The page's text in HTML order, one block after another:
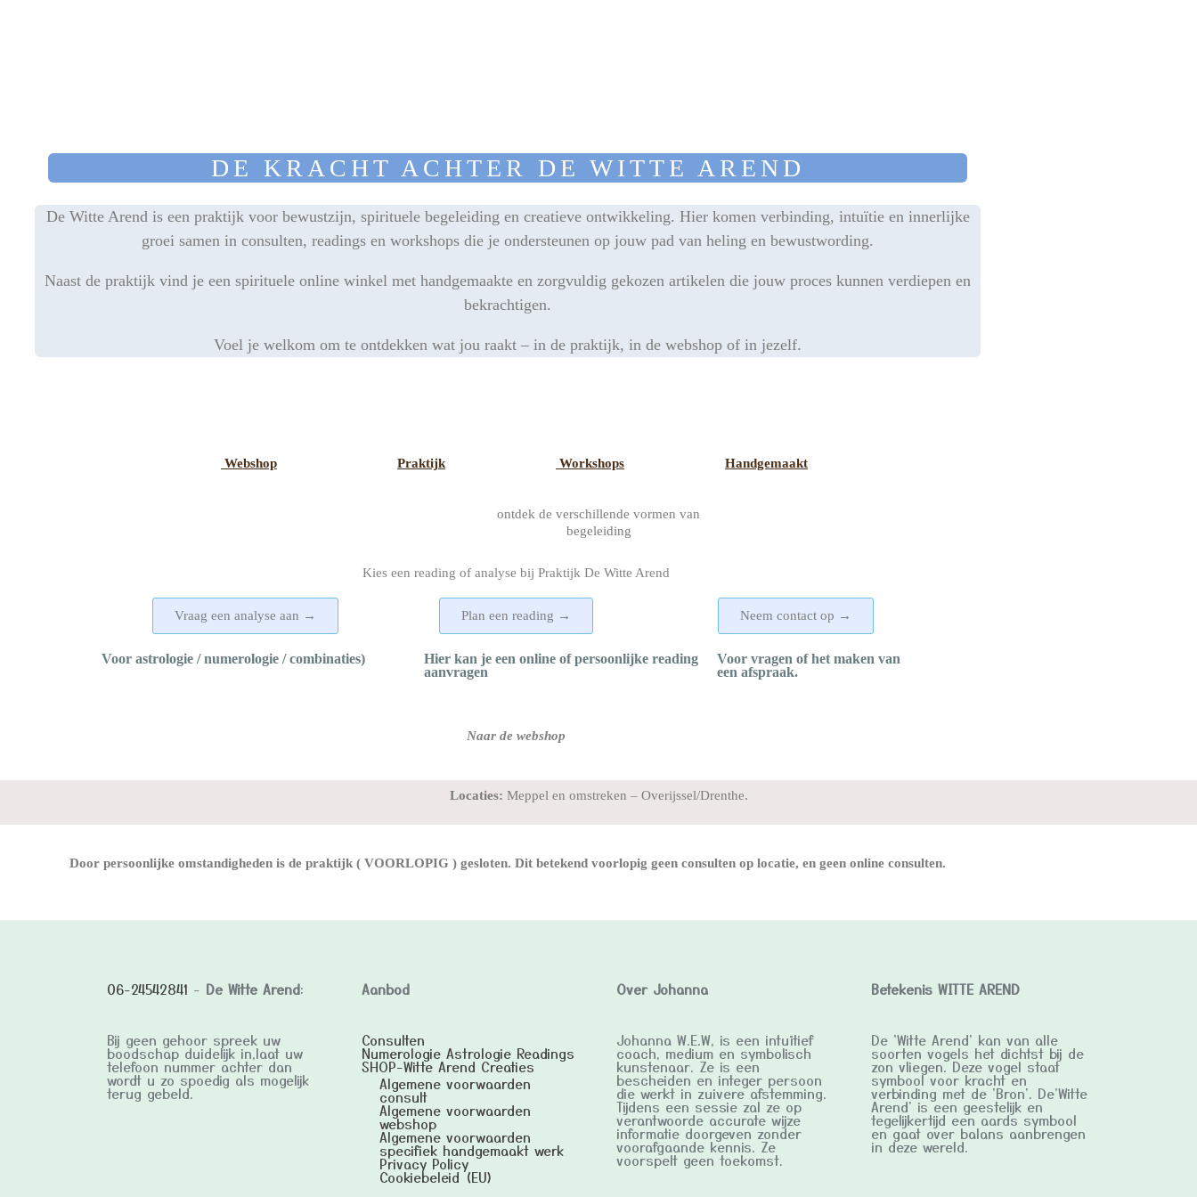
DE KRACHT ACHTER DE WITTE AREND
De Witte Arend is een praktijk voor bewustzijn, spirituele begeleiding en creatieve ontwikkeling. Hier komen verbinding, intuïtie en innerlijke
groei samen in consulten, readings en workshops die je ondersteunen op jouw pad van heling en bewustwording.
Naast de praktijk vind je een spirituele online winkel met handgemaakte en zorgvuldig gekozen artikelen die jouw proces kunnen verdiepen en
bekrachtigen.
Voel je welkom om te ontdekken wat jou raakt – in de praktijk, in de webshop of in jezelf.
Webshop Praktijk Workshops Handgemaakt
ontdek de verschillende vormen van
begeleiding
Kies een reading of analyse bij Praktijk De Witte Arend
Vraag een analyse aan → Plan een reading → Neem contact op →
Voor astrologie / numerologie / combinaties)
Hier kan je een online of persoonlijke reading
aanvragen
Voor vragen of het maken van
een afspraak.
Naar de webshop
Locaties: Meppel en omstreken – Overijssel/Drenthe.
Door persoonlijke omstandigheden is de praktijk ( VOORLOPIG ) gesloten. Dit betekend voorlopig geen consulten op locatie, en geen online consulten.
06-24542841 - De Witte Arend:
Bij geen gehoor spreek uw
boodschap duidelijk in,laat uw
telefoon nummer achter dan
wordt u zo spoedig als mogelijk
terug gebeld.
Aanbod
Consulten
Numerologie Astrologie Readings
SHOP-Witte Arend Creaties
Algemene voorwaarden
consult
Algemene voorwaarden
webshop
Algemene voorwaarden
specifiek handgemaakt werk
Privacy Policy
Cookiebeleid (EU)
Over Johanna
Johanna W.E.W, is een intuïtief
coach, medium en symbolisch
kunstenaar. Ze is een
bescheiden en integer persoon
die werkt in zuivere afstemming.
Tijdens een sessie zal ze op
verantwoorde accurate wijze
informatie doorgeven zonder
voorafgaande kennis. Ze
voorspelt geen toekomst.
Betekenis WITTE AREND
De 'Witte Arend' kan van alle
soorten vogels het dichtst bij de
zon vliegen. Deze vogel staat
symbool voor kracht en
verbinding met de 'Bron'. De'Witte
Arend' is een geestelijk en
tegelijkertijd een aards symbool
en gaat over balans aanbrengen
in deze wereld.